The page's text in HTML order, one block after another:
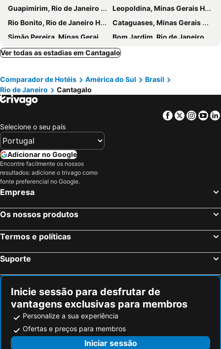
Guapimirim, Rio de Janeiro Hotéis
Leopoldina, Minas Gerais Hotéis
Rio Bonito, Rio de Janeiro Hotéis
Cataguases, Minas Gerais Hotéis
Simão Pereira, Minas Gerais Hotéis
Bom Jardim, Rio de Janeiro Hotéis
Santo António de Pádua, Rio de Janeiro Hotéis
Paraíba do Sul, Rio de Janeiro Hotéis
Comendador Levy Gasparian, Rio de Janeiro Hotéis
Trajano de Morais, Rio de Janeiro Hotéis
São José do Vale do Rio Preto, Rio de Janeiro Hotéis
Cambuci, Rio de Janeiro Hotéis
São Fidélis, Rio de Janeiro Hotéis
Rio de Janeiro, Rio de Janeiro Hotéis
Petrópolis, Rio de Janeiro Hotéis
Niterói, Rio de Janeiro Hotéis
Teresópolis, Rio de Janeiro Hotéis
Mangaratiba, Rio de Janeiro Hotéis
Nova Iguaçu, Rio de Janeiro Hotéis
Fortaleza, Ceará Hotéis
Foz do Iguaçu, Paraná Hotéis
Porto de Galinhas, Pernambuco Hotéis
Porto Seguro, Bahia Hotéis
Ver todas as estadias em Cantagalo
Comparador de Hotéis América do Sul
Brasil
Rio de Janeiro
Cantagalo
Facebook
Twitter
Selecione o seu país
Adicionar no Google
Encontre facilmente os nossos
resultados: adicione o trivago como
fonte preferencial no Google.
Empresa
Os nossos produtos
Termos e políticas
Suporte
Inicie sessão para desfrutar de
vantagens exclusivas para membros
Personalize a sua experiência
Ofertas e preços para membros
Iniciar sessão